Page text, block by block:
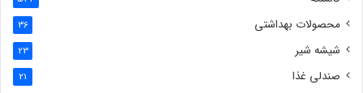
محصولات بهداشتی 36
شیشه شیر 23
صندلی غذا 21